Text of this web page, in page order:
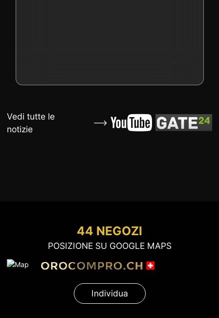
Vedi tutte le
notizie
44 NEGOZI
POSIZIONE SU GOOGLE MAPS
Individua